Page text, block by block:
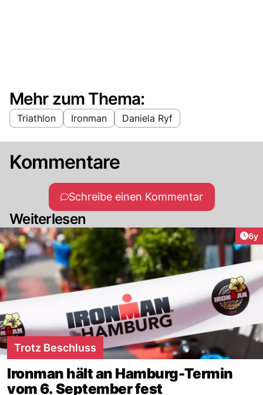
Mehr zum Thema:
Triathlon Ironman Daniela Ryf
Kommentare
Schreibe einen Kommentar
Weiterlesen
6y
Trotz Beschluss
Ironman hält an Hamburg-Termin
vom 6. September fest